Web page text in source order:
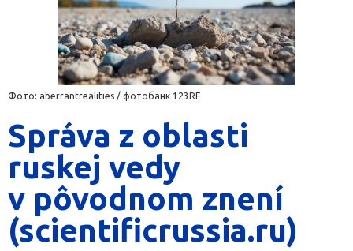
Фото: aberrantrealities / фотобанк 123RF
Správa z oblasti
ruskej vedy
v pôvodnom znení
(scientificrussia.ru)